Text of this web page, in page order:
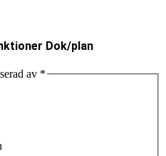
Dok/plan
av *